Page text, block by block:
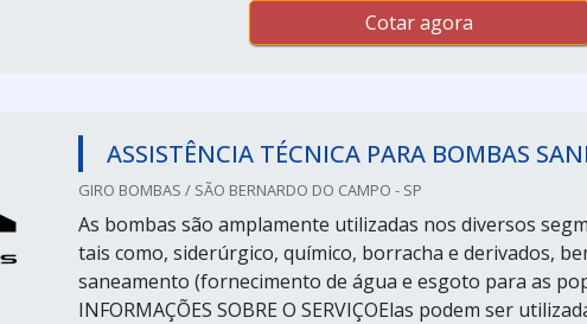
Cotar agora
ASSISTÊNCIA TÉCNICA PARA BOMBAS
GIRO BOMBAS / SÃO BERNARDO DO CAMPO - SP
As bombas são amplamente utilizadas nos diversos
tais como, siderúrgico, químico, borracha e derivados,
saneamento (fornecimento de água e esgoto para as
INFORMAÇÕES SOBRE O SERVIÇOElas podem ser